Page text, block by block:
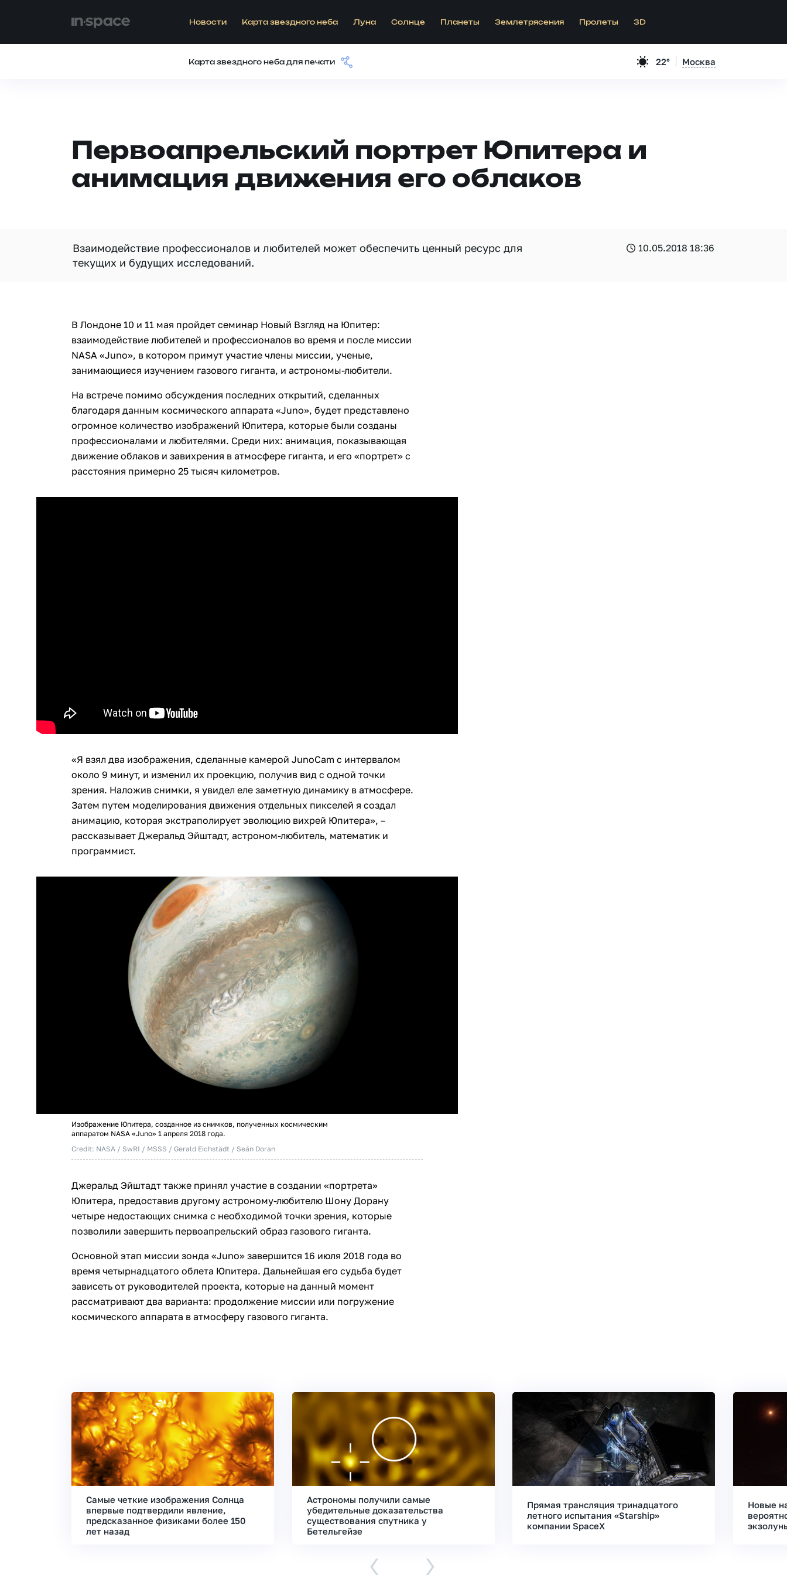
Новости Карта звездного неба Луна Солнце Планеты Землетрясения Пролеты 3D
Карта звездного неба для печати 22° Москва
Первоапрельский портрет Юпитера и
анимация движения его облаков
Взаимодействие профессионалов и любителей может обеспечить ценный ресурс для
текущих и будущих исследований.
10.05.2018 18:36
В Лондоне 10 и 11 мая пройдет семинар Новый Взгляд на Юпитер:
взаимодействие любителей и профессионалов во время и после миссии
NASA «Juno», в котором примут участие члены миссии, ученые,
занимающиеся изучением газового гиганта, и астрономы-любители.
На встрече помимо обсуждения последних открытий, сделанных
благодаря данным космического аппарата «Juno», будет представлено
огромное количество изображений Юпитера, которые были созданы
профессионалами и любителями. Среди них: анимация, показывающая
движение облаков и завихрения в атмосфере гиганта, и его «портрет» с
расстояния примерно 25 тысяч километров.
«Я взял два изображения, сделанные камерой JunoCam с интервалом
около 9 минут, и изменил их проекцию, получив вид с одной точки
зрения. Наложив снимки, я увидел еле заметную динамику в атмосфере.
Затем путем моделирования движения отдельных пикселей я создал
анимацию, которая экстраполирует эволюцию вихрей Юпитера», –
рассказывает Джеральд Эйштадт, астроном-любитель, математик и
программист.
Изображение Юпитера, созданное из снимков, полученных космическим
аппаратом NASA «Juno» 1 апреля 2018 года.
Credit: NASA / SwRI / MSSS / Gerald Eichstädt / Seán Doran
Джеральд Эйштадт также принял участие в создании «портрета»
Юпитера, предоставив другому астроному-любителю Шону Дорану
четыре недостающих снимка с необходимой точки зрения, которые
позволили завершить первоапрельский образ газового гиганта.
Основной этап миссии зонда «Juno» завершится 16 июля 2018 года во
время четырнадцатого облета Юпитера. Дальнейшая его судьба будет
зависеть от руководителей проекта, которые на данный момент
рассматривают два варианта: продолжение миссии или погружение
космического аппарата в атмосферу газового гиганта.
Самые четкие изображения Солнца
впервые подтвердили явление,
предсказанное физиками более 150
лет назад
Астрономы получили самые
убедительные доказательства
существования спутника у
Бетельгейзе
Прямая трансляция тринадцатого
летного испытания «Starship»
компании SpaceX
Новые